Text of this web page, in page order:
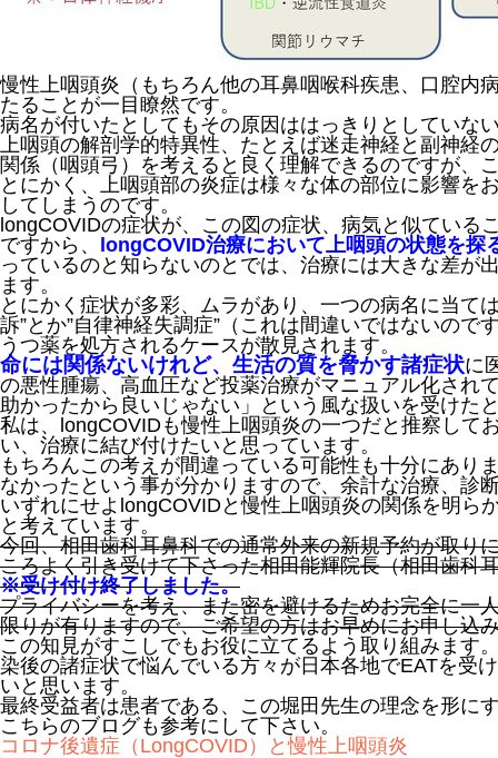
慢性上咽頭炎（もちろん他の耳鼻咽喉科疾患、口腔内
たることが一目瞭然です。
病名が付いたとしてもその原因ははっきりとしていな
上咽頭の解剖学的特異性、たとえば迷走神経と副神
関係（咽頭弓）を考えると良く理解できるのですが、
とにかく、上咽頭部の炎症は様々な体の部位に影響を
してしまうのです。
longCOVIDの症状が、この図の症状、病気と似ている
ですから、 longCOVID治療において上咽頭の状態を探
っているのと知らないのとでは、治療には大きな差が
ます。
とにかく症状が多彩、ムラがあり、一つの病名に当て
訴”とか”自律神経失調症”（これは間違いではないの
うつ薬を処方されるケースが散見されます。
命には関係ないけれど、生活の質を脅かす諸症状に
の悪性腫瘍、高血圧など投薬治療がマニュアル化され
助かったから良いじゃない」という風な扱いを受けた
私は、longCOVIDも慢性上咽頭炎の一つだと推察して
い、治療に結び付けたいと思っています。
もちろんこの考えが間違っている可能性も十分にあり
なかったという事が分かりますので、余計な治療、診
いずれにせよlongCOVIDと慢性上咽頭炎の関係を明ら
と考えています。
今回、相田歯科耳鼻科での通常外来の新規予約が取り
ころよく引き受けて下さった相田能輝院長（相田歯科
※受け付け終了しました。
プライバシーを考え、また密を避けるためお完全に一
限りが有りますので、ご希望の方はお早めにお申し込
この知見がすこしでもお役に立てるよう取り組みます
染後の諸症状で悩んでいる方々が日本各地でEATを受
いと思います。
最終受益者は患者である、この堀田先生の理念を形に
こちらのブログも参考にして下さい。
コロナ後遺症（LongCOVID）と慢性上咽頭炎